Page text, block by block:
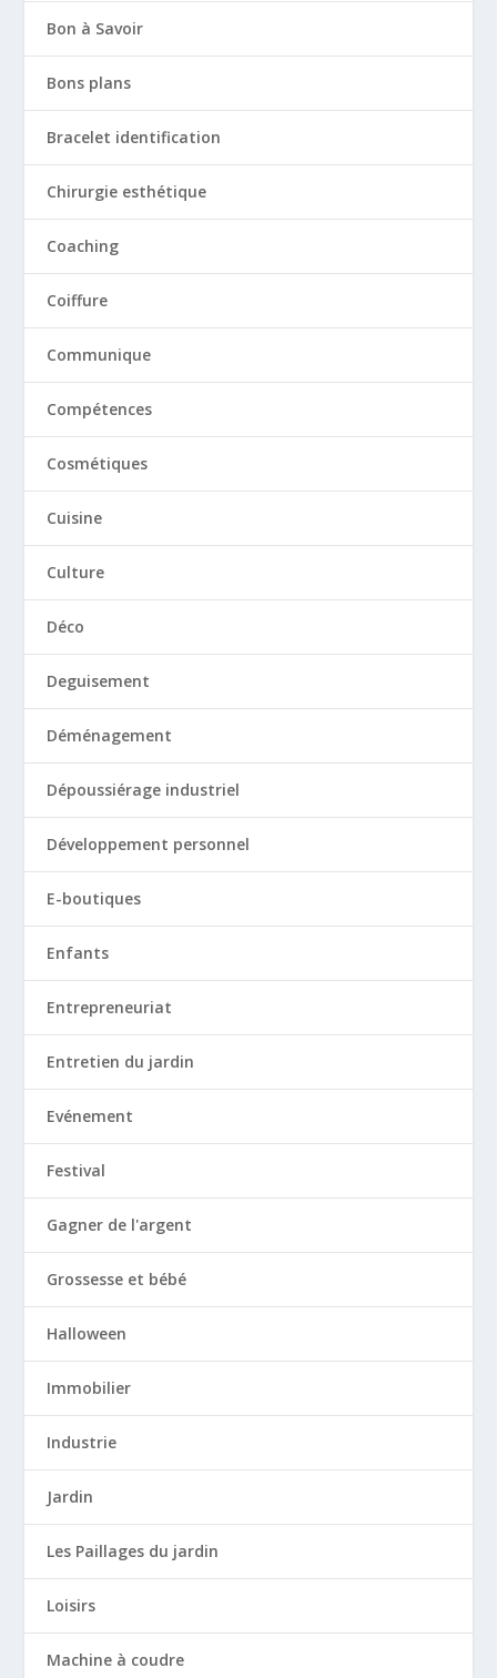
Bon à Savoir
Bons plans
Bracelet identification
Chirurgie esthétique
Coaching
Coiffure
Communique
Compétences
Cosmétiques
Cuisine
Culture
Déco
Deguisement
Déménagement
Dépoussiérage industriel
Développement personnel
E-boutiques
Enfants
Entrepreneuriat
Entretien du jardin
Evénement
Festival
Gagner de l'argent
Grossesse et bébé
Halloween
Immobilier
Industrie
Jardin
Les Paillages du jardin
Loisirs
Machine à coudre